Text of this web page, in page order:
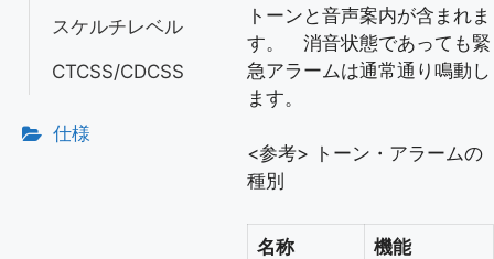
スケルチレベル
CTCSS/CDCSS
仕様
トーンと音声案内が含まれま
す。 消音状態であっても緊
急アラームは通常通り鳴動し
ます。
<参考> トーン・アラームの
種別
名称 機能